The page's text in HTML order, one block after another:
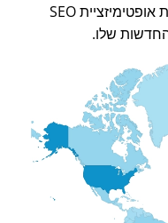
, חדשן טכנולוגיות אופטימיזציית SEO
החדשות שלו.